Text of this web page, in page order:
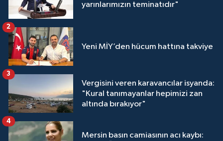
yarınlarımızın teminatıdır"
Yeni MİY’den hücum hattına takviye
2
Vergisini veren karavancılar isyanda:
"Kural tanımayanlar hepimizi zan
altında bırakıyor"
3
Mersin basın camiasının acı kaybı:
4